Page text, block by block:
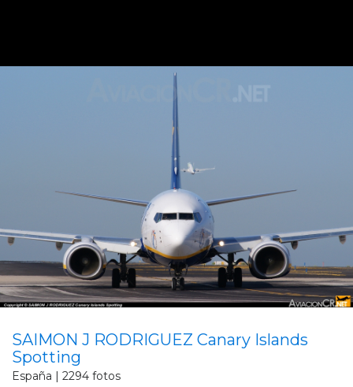
SAIMON J RODRIGUEZ Canary Islands
Spotting
España | 2294 fotos